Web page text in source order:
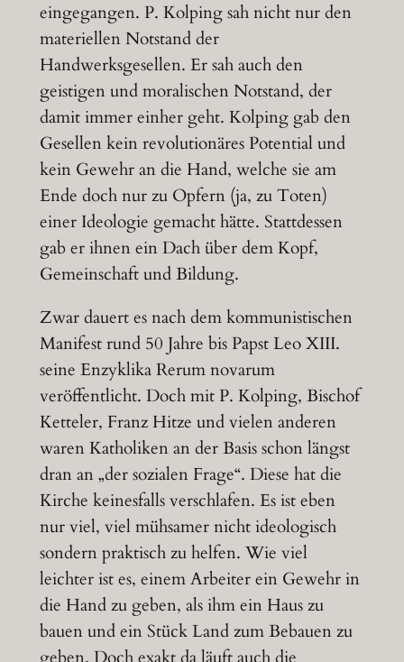
eingegangen. P. Kolping sah nicht nur den
materiellen Notstand der
Handwerksgesellen. Er sah auch den
geistigen und moralischen Notstand, der
damit immer einher geht. Kolping gab den
Gesellen kein revolutionäres Potential und
kein Gewehr an die Hand, welche sie am
Ende doch nur zu Opfern (ja, zu Toten)
einer Ideologie gemacht hätte. Stattdessen
gab er ihnen ein Dach über dem Kopf,
Gemeinschaft und Bildung.
Zwar dauert es nach dem kommunistischen
Manifest rund 50 Jahre bis Papst Leo XIII.
seine Enzyklika Rerum novarum
veröffentlicht. Doch mit P. Kolping, Bischof
Ketteler, Franz Hitze und vielen anderen
waren Katholiken an der Basis schon längst
dran an „der sozialen Frage“. Diese hat die
Kirche keinesfalls verschlafen. Es ist eben
nur viel, viel mühsamer nicht ideologisch
sondern praktisch zu helfen. Wie viel
leichter ist es, einem Arbeiter ein Gewehr in
die Hand zu geben, als ihm ein Haus zu
bauen und ein Stück Land zum Bebauen zu